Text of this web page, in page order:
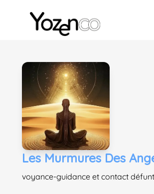
Yozenco - Organisateur de
Les Murmures Des
voyance-guidance et contact